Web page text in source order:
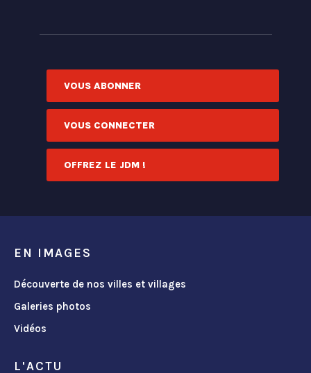
VOUS ABONNER
VOUS CONNECTER
OFFREZ LE JDM !
EN IMAGES
Découverte de nos villes et villages
Galeries photos
Vidéos
L'ACTU